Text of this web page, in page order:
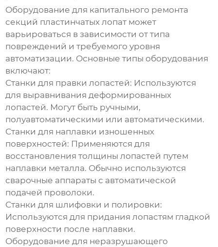
Оборудование для капитального ремонта
секций пластинчатых лопат может
варьироваться в зависимости от типа
повреждений и требуемого уровня
автоматизации. Основные типы оборудования
включают:
Станки для правки лопастей: Используются
для выравнивания деформированных
лопастей. Могут быть ручными,
полуавтоматическими или автоматическими.
Станки для наплавки изношенных
поверхностей: Применяются для
восстановления толщины лопастей путем
наплавки металла. Обычно используются
сварочные аппараты с автоматической
подачей проволоки.
Станки для шлифовки и полировки:
Используются для придания лопастям гладкой
поверхности после наплавки.
Оборудование для неразрушающего